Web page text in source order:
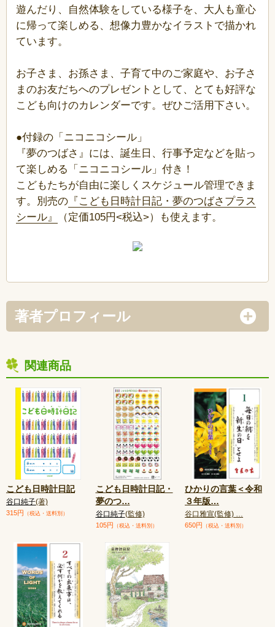
遊んだり、自然体験をしている様子を、大人も童心
に帰って楽しめる、想像力豊かなイラストで描かれ
ています。
お子さま、お孫さま、子育て中のご家庭や、お子さ
まのお友だちへのプレゼントとして、とても好評な
こども向けのカレンダーです。ぜひご活用下さい。
●付録の「ニコニコシール」
『夢のつばさ』には、誕生日、行事予定などを貼っ
て楽しめる「ニコニコシール」付き！
こどもたちが自由に楽しくスケジュール管理できま
す。別売の 『こども日時計日記・夢のつばさプラス
シール』
（定価105円<税込>）も使えます。
著者プロフィール
関連商品
こども日時計日記
谷口純子(著)
315円 （税込・送料別）
こども日時計日記・
夢のつ…
谷口純子(監修)
105円 （税込・送料別）
ひかりの言葉＜令和
３年版…
谷口雅宣(監修) …
650円 （税込・送料別）